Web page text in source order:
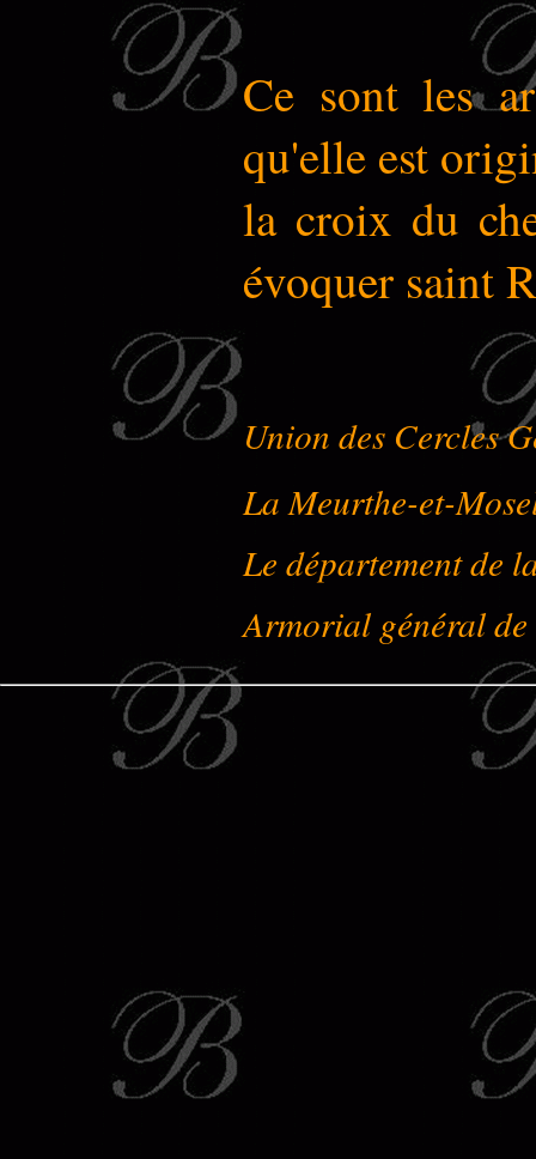
Ce sont les
qu'elle est
la croix du
évoquer saint
Union des Cercles
La Meurthe-et-
Le département de
Armorial général